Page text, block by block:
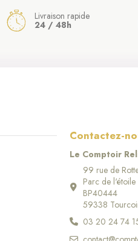
Livraison rapide
24 / 48h
Contactez-
Le Comptoir
99 rue de
Parc de l'étoile
BP40444
59338
03 20 24 74